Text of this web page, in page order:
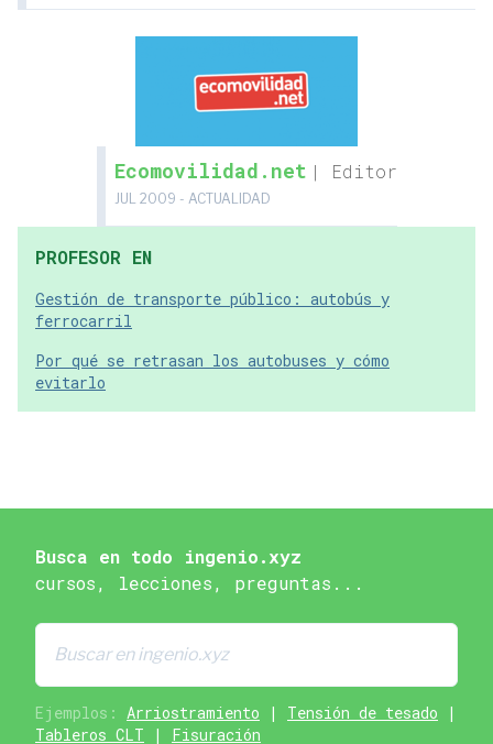
Ecomovilidad.net | Editor
JUL 2009 - ACTUALIDAD
PROFESOR EN
Gestión de transporte público: autobús y
ferrocarril
Por qué se retrasan los autobuses y cómo
evitarlo
Busca en todo ingenio.xyz
cursos, lecciones, preguntas...
Ejemplos: Arriostramiento | Tensión de tesado |
Tableros CLT | Fisuración